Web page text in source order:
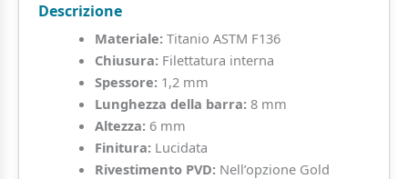
Descrizione
Materiale:Titanio ASTM F136
Chiusura:Filettatura interna
Spessore:1,2 mm
Lunghezza della barra:8 mm
Altezza:6 mm
Finitura:Lucidata
Rivestimento PVD:Nell’opzione Gold